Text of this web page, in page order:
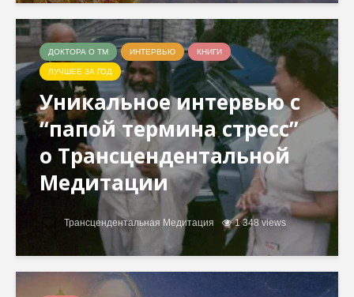
ДОКТОРА О ТМ ИНТЕРВЬЮ КНИГИ
ЛУЧШЕЕ ЗА ГОД
Уникальное интервью с
“папой термина стресс”
о Трансцендентальной
Медитации
Трансцендентальная Медитация 1 348 views